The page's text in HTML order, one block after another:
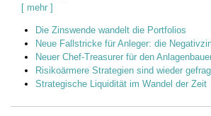
[ mehr ]
Die Zinswende wandelt die Portfolios
Neue Fallstricke für Anleger: die
Neuer Chef-Treasurer für den
Risikoärmere Strategien sind wieder
Strategische Liquidität im Wandel der Zeit